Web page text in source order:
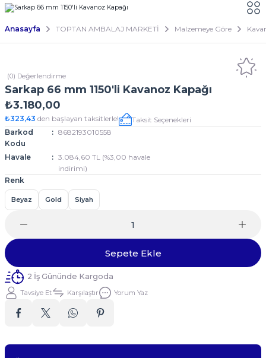
Anasayfa TOPTAN AMBALAJ MARKETİ Malzemeye Göre
(0) Değerlendirme
Sarkap 66 mm 1150'li Kavanoz Kapağı
₺3.180,00
₺323,43 den başlayan taksitlerle!
Taksit Seçenekleri
Barkod
Kodu
8682193010558
Havale
3.084,60 TL (%3,00 havale
indirimi)
Renk
Beyaz Gold Siyah
Sepete Ekle
2 İş Gününde Kargoda
Tavsiye Et Karşılaştır Yorum Yaz